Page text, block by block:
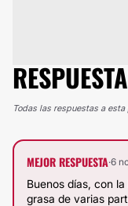
Todas las respuestas a
MEJOR RESPUESTA·6
Buenos días, con
grasa de varias